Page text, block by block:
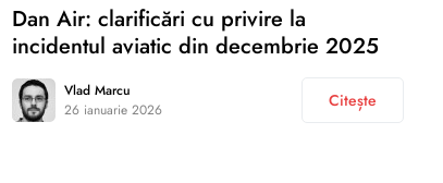
Dan Air: clarificări cu privire la
incidentul aviatic din decembrie 2025
Vlad Marcu
26 ianuarie 2026
Citește